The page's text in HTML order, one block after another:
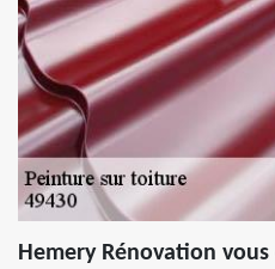
Hemery Rénovation